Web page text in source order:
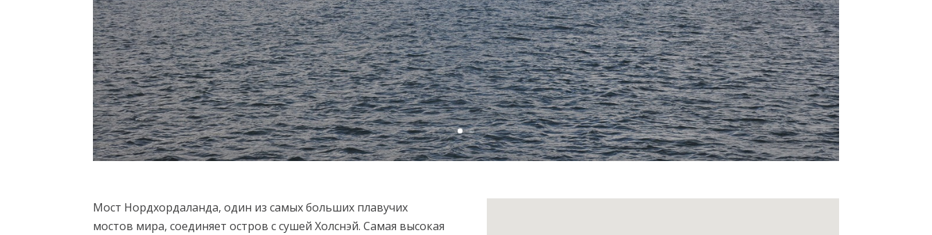
Мост Нордхордаланда, один из самых больших плавучих
мостов мира, соединяет остров с сушей Холснэй. Самая высокая